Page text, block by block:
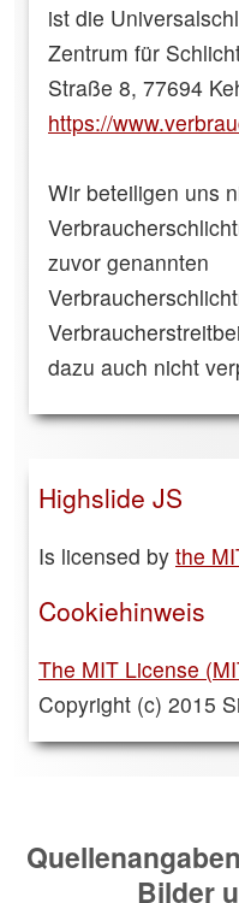
ist die
Zentrum für
Straße 8, 77694
https://
Wir beteiligen uns
zuvor genannten
dazu auch nicht
Highslide JS
Is licensed by the
Cookiehinweis
The MIT License
Copyright (c) 2015
Bilder